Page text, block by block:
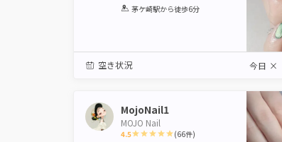
1 2 3 4 5
茅ケ崎駅から徒歩6分
空き状況 今日 ×
MojoNail1
MOJO Nail
4.5 (66件)